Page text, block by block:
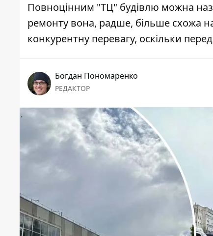
Повноцінним "ТЦ" будівлю можна
ремонту вона, радше, більше схожа
конкурентну перевагу, оскільки
Богдан Пономаренко
РЕДАКТОР